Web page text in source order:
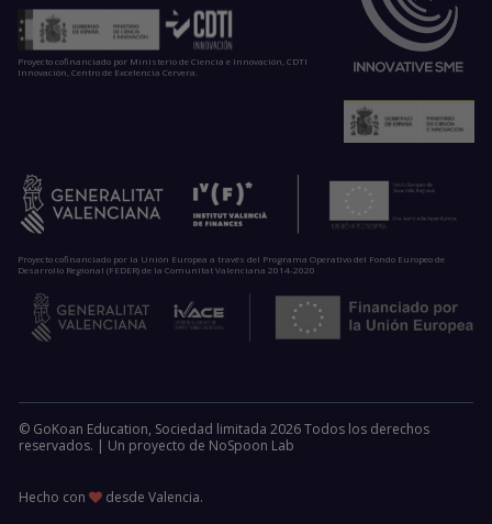
Proyecto cofinanciado por Ministerio de Ciencia e Innovación, CDTI
Innovación, Centro de Excelencia Cervera.
Proyecto cofinanciado por la Unión Europea a través del Programa Operativo del Fondo Europeo de
Desarrollo Regional (FEDER) de la Comunitat Valenciana 2014-2020
© GoKoan Education, Sociedad limitada 2026 Todos los derechos
reservados. | Un proyecto de NoSpoon Lab
Hecho con desde Valencia.